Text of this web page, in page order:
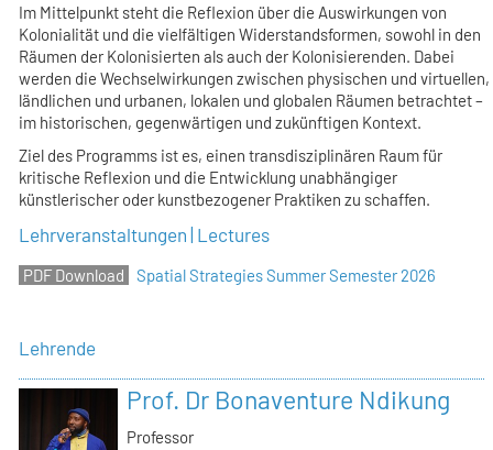
Im Mittelpunkt steht die Reflexion über die Auswirkungen von
Kolonialität und die vielfältigen Widerstandsformen, sowohl in den
Räumen der Kolonisierten als auch der Kolonisierenden. Dabei
werden die Wechselwirkungen zwischen physischen und virtuellen,
ländlichen und urbanen, lokalen und globalen Räumen betrachtet –
im historischen, gegenwärtigen und zukünftigen Kontext.
Ziel des Programms ist es, einen transdisziplinären Raum für
kritische Reflexion und die Entwicklung unabhängiger
künstlerischer oder kunstbezogener Praktiken zu schaffen.
Lehrveranstaltungen | Lectures
Spatial Strategies Summer Semester 2026
Lehrende
Prof. Dr Bonaventure Ndikung
Professor